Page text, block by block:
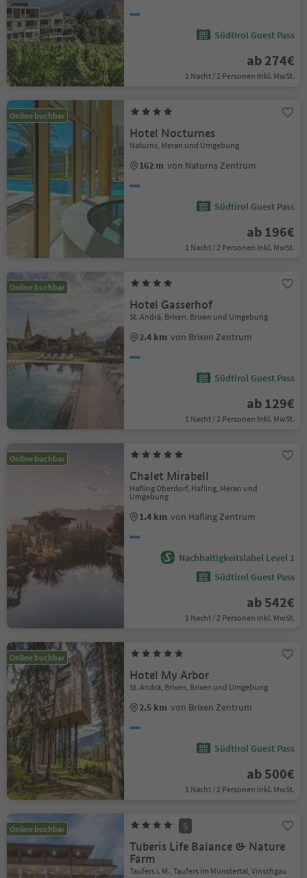
Südtirol Guest Pass
ab 274€
1 Nacht / 2 Personen Inkl. MwSt.
Online buchbar
Hotel Nocturnes
Naturns, Meran und Umgebung
162 m von Naturns Zentrum
Südtirol Guest Pass
ab 196€
1 Nacht / 2 Personen Inkl. MwSt.
Online buchbar
Hotel Gasserhof
St. Andrä, Brixen, Brixen und Umgebung
2.4 km von Brixen Zentrum
Südtirol Guest Pass
ab 129€
1 Nacht / 2 Personen Inkl. MwSt.
Online buchbar
Chalet Mirabell
Hafling Oberdorf, Hafling, Meran und
Umgebung
1.4 km von Hafling Zentrum
Nachhaltigkeitslabel Level 1
Südtirol Guest Pass
ab 542€
1 Nacht / 2 Personen Inkl. MwSt.
Online buchbar
Hotel My Arbor
St. Andrä, Brixen, Brixen und Umgebung
2.5 km von Brixen Zentrum
Südtirol Guest Pass
ab 500€
1 Nacht / 2 Personen Inkl. MwSt.
Online buchbar S
Tuberis Life Balance & Nature
Farm
Taufers i. M., Taufers im Münstertal, Vinschgau